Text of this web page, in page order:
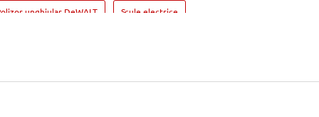
unghiular DeWALT Scule electrice